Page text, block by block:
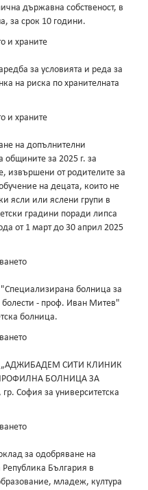
държавна собственост, в
за срок 10 години.
и храните
за условията и реда за
на риска по хранителната
и храните
на допълнителни
за 2025 г. за
извършени от родителите за
на децата, които не
ясли или яслени групи в
градини поради липса
от 1 март до 30 април 2025
болница за
болести - проф. Иван Митев"
болница.
„АДЖИБАДЕМ СИТИ КЛИНИК
БОЛНИЦА ЗА
София за университетска
за одобряване на
Република България в
младеж, култура